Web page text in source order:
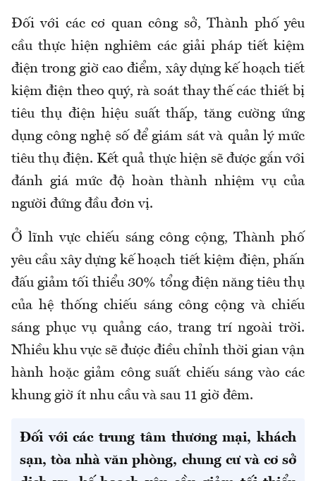
Đối với các cơ quan công sở, Thành phố yêu
cầu thực hiện nghiêm các giải pháp tiết kiệm
điện trong giờ cao điểm, xây dựng kế hoạch tiết
kiệm điện theo quý, rà soát thay thế các thiết bị
tiêu thụ điện hiệu suất thấp, tăng cường ứng
dụng công nghệ số để giám sát và quản lý mức
tiêu thụ điện. Kết quả thực hiện sẽ được gắn với
đánh giá mức độ hoàn thành nhiệm vụ của
người đứng đầu đơn vị.
Ở lĩnh vực chiếu sáng công cộng, Thành phố
yêu cầu xây dựng kế hoạch tiết kiệm điện, phấn
đấu giảm tối thiểu 30% tổng điện năng tiêu thụ
của hệ thống chiếu sáng công cộng và chiếu
sáng phục vụ quảng cáo, trang trí ngoài trời.
Nhiều khu vực sẽ được điều chỉnh thời gian vận
hành hoặc giảm công suất chiếu sáng vào các
khung giờ ít nhu cầu và sau 11 giờ đêm.
Đối với các trung tâm thương mại, khách
sạn, tòa nhà văn phòng, chung cư và cơ sở